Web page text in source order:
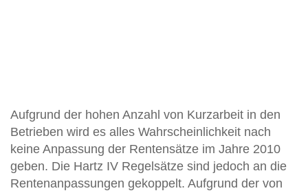
Aufgrund der hohen Anzahl von Kurzarbeit in den
Betrieben wird es alles Wahrscheinlichkeit nach
keine Anpassung der Rentensätze im Jahre 2010
geben. Die Hartz IV Regelsätze sind jedoch an die
Rentenanpassungen gekoppelt. Aufgrund der von